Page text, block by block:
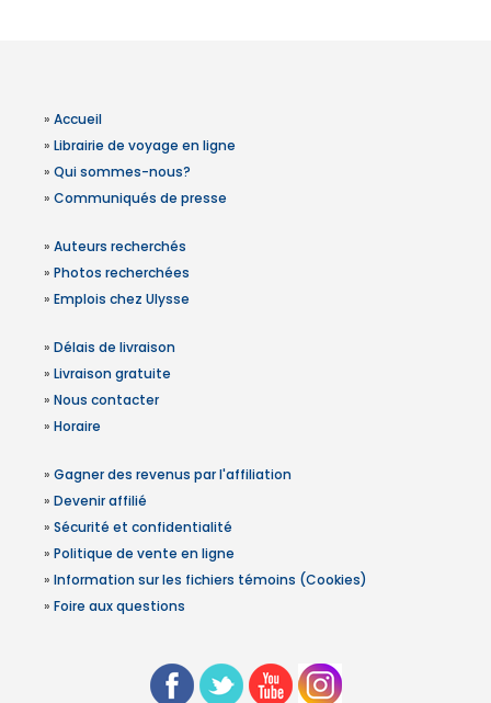
» Accueil
» Librairie de voyage en ligne
» Qui sommes-nous?
» Communiqués de presse
» Auteurs recherchés
» Photos recherchées
» Emplois chez Ulysse
» Délais de livraison
» Livraison gratuite
» Nous contacter
» Horaire
» Gagner des revenus par l'affiliation
» Devenir affilié
» Sécurité et confidentialité
» Politique de vente en ligne
» Information sur les fichiers témoins (Cookies)
» Foire aux questions